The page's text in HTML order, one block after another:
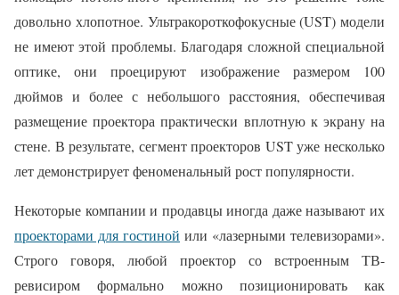
довольно хлопотное. Ультракороткофокусные (UST) модели
не имеют этой проблемы. Благодаря сложной специальной
оптике, они проецируют изображение размером 100
дюймов и более с небольшого расстояния, обеспечивая
размещение проектора практически вплотную к экрану на
стене. В результате, сегмент проекторов UST уже несколько
лет демонстрирует феноменальный рост популярности.
Некоторые компании и продавцы иногда даже называют их
проекторами для гостиной или «лазерными телевизорами».
Строго говоря, любой проектор со встроенным ТВ-
ревисиром формально можно позиционировать как